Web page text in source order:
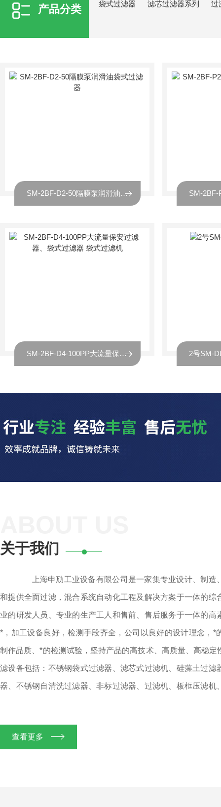
产品分类 袋式过滤器 滤芯过滤器系列 过
SM-2BF-D2-50隔膜泵润滑油袋式过滤器
SM-2BF-D4-100PP大流量保安过滤器、袋式过滤器 袋式过滤机 2号SM-
关于我们
上海申劢工业设备有限公司是一家集专业设计、制造
和提供全面过滤，混合系统自动化工程及解决方案于一体的综
业的研发人员、专业的生产工人和售前、售后服务于一体的高
*，加工设备良好，检测手段齐全，公司以良好的设计理念，*
制作品质、*的检测试验，坚持产品的高技术、高质量、高
滤设备包括：不锈钢袋式过滤器、滤芯式过滤机、硅藻土过滤
器、不锈钢自清洗过滤器、非标过滤器、过滤机、板框压滤机
长久以来凭着全体员工的共同努力，积极进取的精神和广大客
查看更多